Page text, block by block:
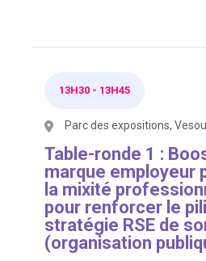
13H30 - 13H45
Parc des expositions,
Table-ronde 1 :
marque employeur
la mixité
pour renforcer le
stratégie RSE de
(organisation